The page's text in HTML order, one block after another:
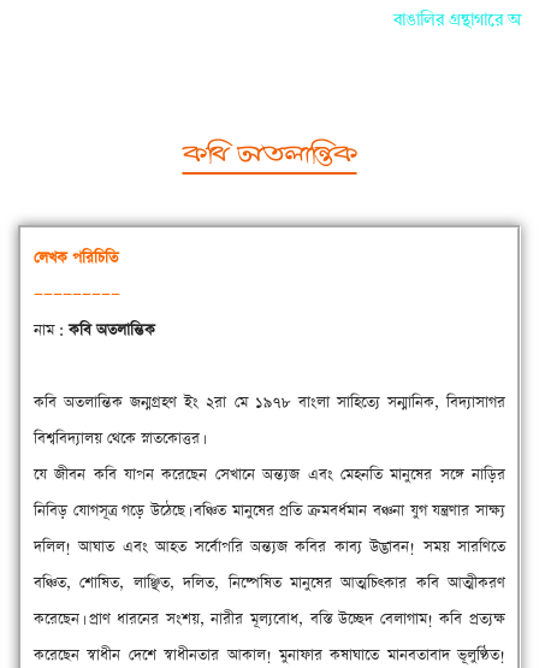
বাঙালির গ্রন্থাগারে
কবি অতলান্তিক
লেখকপরিচিতি
—————————
নাম : কবি অতলান্তিক
কবি অতলান্তিক জন্মগ্রহণ ইং ২রা মে ১৯৭৮ বাংলা সাহিত্যে সন্মানিক, বিদ্যাসাগর
বিশ্ববিদ্যালয় থেকে স্নাতকোত্তর।
‌যে জীবন কবি যাপন করেছেন সেখানে অন্ত্যজ এবং মেহনতি মানুষের সঙ্গে নাড়ির
নিবিড় যোগসূত্র গড়ে উঠেছে। বঞ্চিত মানুষের প্রতি ক্রমবর্ধমান বঞ্চনা যুগ যন্ত্রণার সাক্ষ্য
দলিল! আঘাত এবং আহত সর্বোপরি অন্ত্যজ কবির কাব্য উদ্ভাবন! সময় সারণিতে
বঞ্চিত, শোষিত, লাঞ্ছিত, দলিত, নিষ্পেষিত মানুষের আত্মচিৎকার কবি আত্মীকরণ
করেছেন। ‌‌প্রাণ ধারনের সংশয়, নারীর মূল্যবোধ, বস্তি উচ্ছেদ বেলাগাম! কবি প্রত্যক্ষ
করেছেন স্বাধীন দেশে স্বাধীনতার আকাল! মুনাফার কষাঘাতে মানবতাবাদ ভূলুণ্ঠিত!